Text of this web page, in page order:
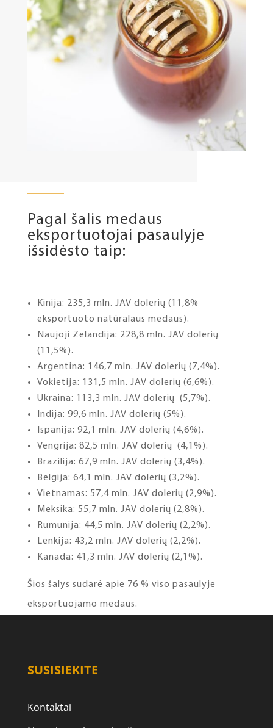
Pagal šalis medaus
eksportuotojai pasaulyje
išsidėsto taip:
Kinija: 235,3 mln. JAV dolerių (11,8%
eksportuoto natūralaus medaus).
Naujoji Zelandija: 228,8 mln. JAV dolerių
(11,5%).
Argentina: 146,7 mln. JAV dolerių (7,4%).
Vokietija: 131,5 mln. JAV dolerių (6,6%).
Ukraina: 113,3 mln. JAV dolerių (5,7%).
Indija: 99,6 mln. JAV dolerių (5%).
Ispanija: 92,1 mln. JAV dolerių (4,6%).
Vengrija: 82,5 mln. JAV dolerių (4,1%).
Brazilija: 67,9 mln. JAV dolerių (3,4%).
Belgija: 64,1 mln. JAV dolerių (3,2%).
Vietnamas: 57,4 mln. JAV dolerių (2,9%).
Meksika: 55,7 mln. JAV dolerių (2,8%).
Rumunija: 44,5 mln. JAV dolerių (2,2%).
Lenkija: 43,2 mln. JAV dolerių (2,2%).
Kanada: 41,3 mln. JAV dolerių (2,1%).
Šios šalys sudarė apie 76 % viso pasaulyje
eksportuojamo medaus.
SUSISIEKITE
Kontaktai